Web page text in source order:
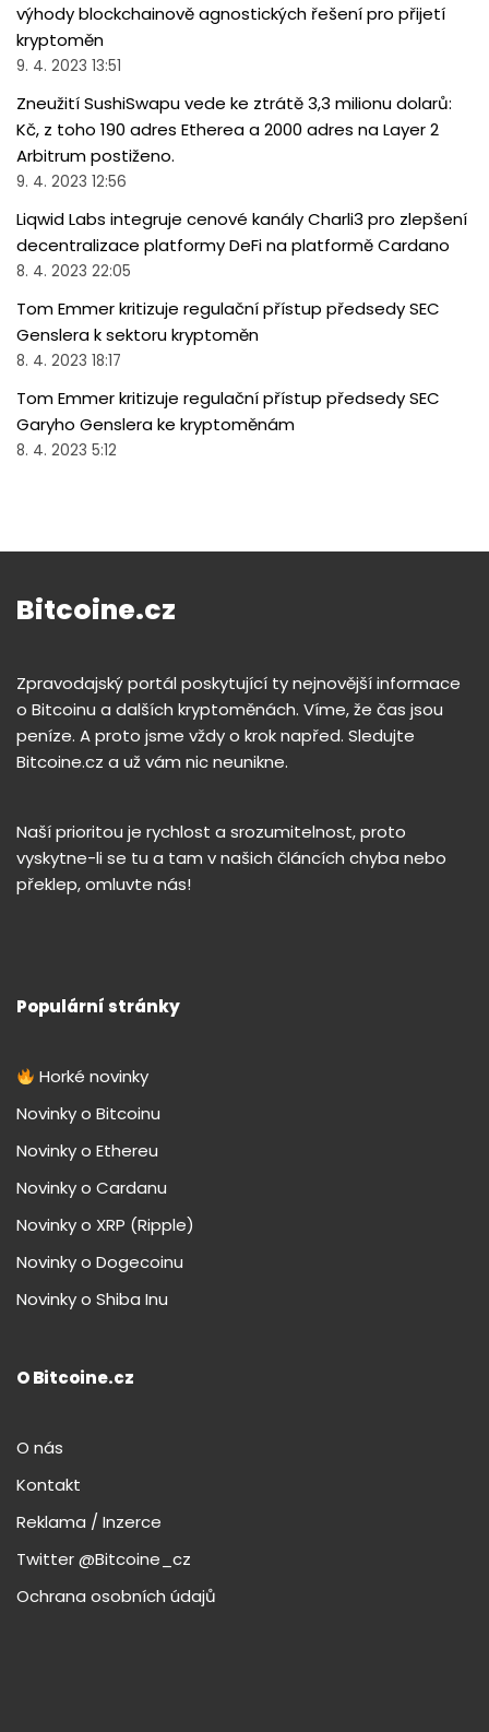
výhody blockchainově agnostických řešení pro přijetí
kryptoměn
9. 4. 2023 13:51
Zneužití SushiSwapu vede ke ztrátě 3,3 milionu dolarů:
Kč, z toho 190 adres Etherea a 2000 adres na Layer 2
Arbitrum postiženo.
9. 4. 2023 12:56
Liqwid Labs integruje cenové kanály Charli3 pro zlepšení
decentralizace platformy DeFi na platformě Cardano
8. 4. 2023 22:05
Tom Emmer kritizuje regulační přístup předsedy SEC
Genslera k sektoru kryptoměn
8. 4. 2023 18:17
Tom Emmer kritizuje regulační přístup předsedy SEC
Garyho Genslera ke kryptoměnám
8. 4. 2023 5:12
Bitcoine.cz
Zpravodajský portál poskytující ty nejnovější informace
o Bitcoinu a dalších kryptoměnách. Víme, že čas jsou
peníze. A proto jsme vždy o krok napřed. Sledujte
Bitcoine.cz a už vám nic neunikne.
Naší prioritou je rychlost a srozumitelnost, proto
vyskytne-li se tu a tam v našich článcích chyba nebo
překlep, omluvte nás!
Populární stránky
Horké novinky
Novinky o Bitcoinu
Novinky o Ethereu
Novinky o Cardanu
Novinky o XRP (Ripple)
Novinky o Dogecoinu
Novinky o Shiba Inu
O Bitcoine.cz
O nás
Kontakt
Reklama / Inzerce
Twitter @Bitcoine_cz
Ochrana osobních údajů